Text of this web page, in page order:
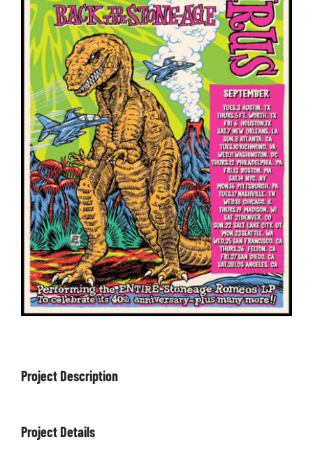
ARTÍCULOS
QUÉ HACEMOS
MECENAZGO
CONTRATACIÓN
CONTACTO
BIO
Project Description
Project Details